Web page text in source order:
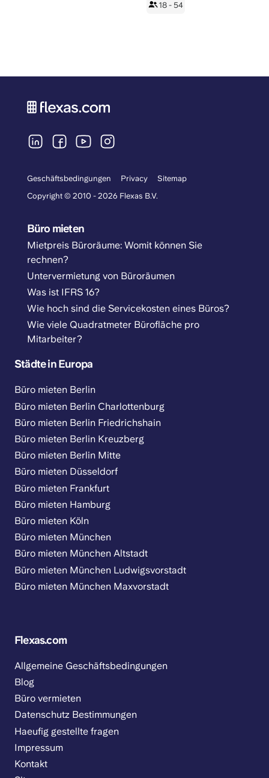
18 - 54
Geschäftsbedingungen Privacy
Sitemap
Copyright © 2010 - 2026 Flexas B.V.
Büro mieten
Mietpreis Büroräume: Womit können Sie
rechnen?
Untervermietung von Büroräumen
Was ist IFRS 16?
Wie hoch sind die Servicekosten eines Büros?
Wie viele Quadratmeter Bürofläche pro
Mitarbeiter?
Städte in Europa
Büro mieten Berlin
Büro mieten Berlin Charlottenburg
Büro mieten Berlin Friedrichshain
Büro mieten Berlin Kreuzberg
Büro mieten Berlin Mitte
Büro mieten Düsseldorf
Büro mieten Frankfurt
Büro mieten Hamburg
Büro mieten Köln
Büro mieten München
Büro mieten München Altstadt
Büro mieten München Ludwigsvorstadt
Büro mieten München Maxvorstadt
Flexas.com
Allgemeine Geschäftsbedingungen
Blog
Büro vermieten
Datenschutz Bestimmungen
Haeufig gestellte fragen
Impressum
Kontakt